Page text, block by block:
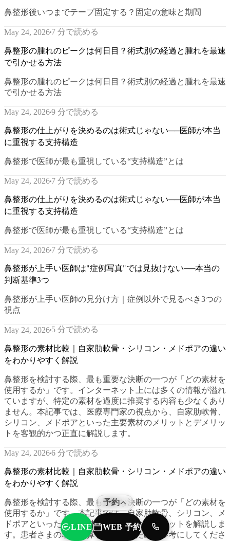
鼻整形後いつまでテープ固定する？固定の意味と期間
May 24, 2026 7 分で読める
鼻整形の腫れのピークは何日目？術式別の経過と腫れを最速
で引かせる方法
鼻整形の腫れのピークは何日目？術式別の経過と腫れを最速
で引かせる方法
May 24, 20269 分で読める
鼻整形の仕上がりを決めるのは術式じゃない──医師が本当
に重視する支持構造
鼻整形で医師が最も重視している“支持構造”とは
May 24, 2026 7 分で読める
鼻整形の仕上がりを決めるのは術式じゃない──医師が本当
に重視する支持構造
鼻整形で医師が最も重視している“支持構造”とは
May 24, 2026 7 分で読める
鼻整形が上手い医師は"症例写真"では見抜けない──本当の
判断基準3つ
鼻整形が上手い医師の見分け方｜症例以外で見るべき3つの
視点
May 24, 2026 5 分で読める
鼻整形の素材比較｜自家肋軟骨・シリコン・メドポアの違い
をわかりやすく解説
鼻整形を検討する際、最も重要な決断の一つが「どの素材を
使用するか」です。インターネット上には多くの情報が溢れ
ていますが、特定の素材を過度に推奨する内容も少なくあり
ません。本記事では、医療専門家の視点から、自家肋軟骨、
シリコン、メドポアといった主要素材のメリットとデメリッ
トを客観的かつ正直に解説します。
May 24, 20266 分で読める
鼻整形の素材比較｜自家肋軟骨・シリコン・メドポアの違い
をわかりやすく解説
鼻整形を検討する際、最も重要な決断の一つが「どの素材を
使用するか」です。本記事では、自家肋軟骨、シリコン、メ
ドポアといった主要素材のメリットとデメリットを解説しま
す。患者さまの理想の鼻を実現するための参考にしてくださ
予約
LINE WEB 予約 TEL